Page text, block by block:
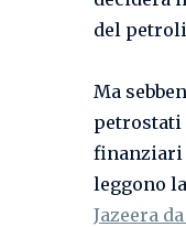
del
Ma
petrostati
finanziari
leggono
Jazeera